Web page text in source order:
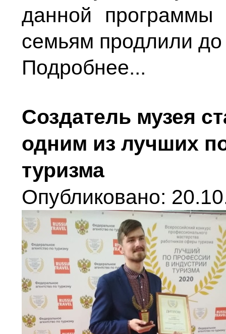
данной
семьям продлили до
Подробнее...
Создатель музея
одним из лучших
туризма
Опубликовано: